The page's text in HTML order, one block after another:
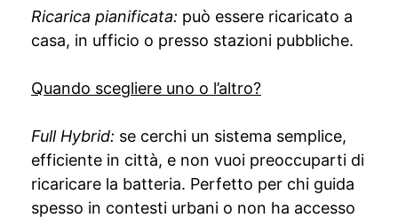
Ricarica pianificata: può essere ricaricato a
casa, in ufficio o presso stazioni pubbliche.
Quando scegliere uno o l’altro?
Full Hybrid: se cerchi un sistema semplice,
efficiente in città, e non vuoi preoccuparti di
ricaricare la batteria. Perfetto per chi guida
spesso in contesti urbani o non ha accesso